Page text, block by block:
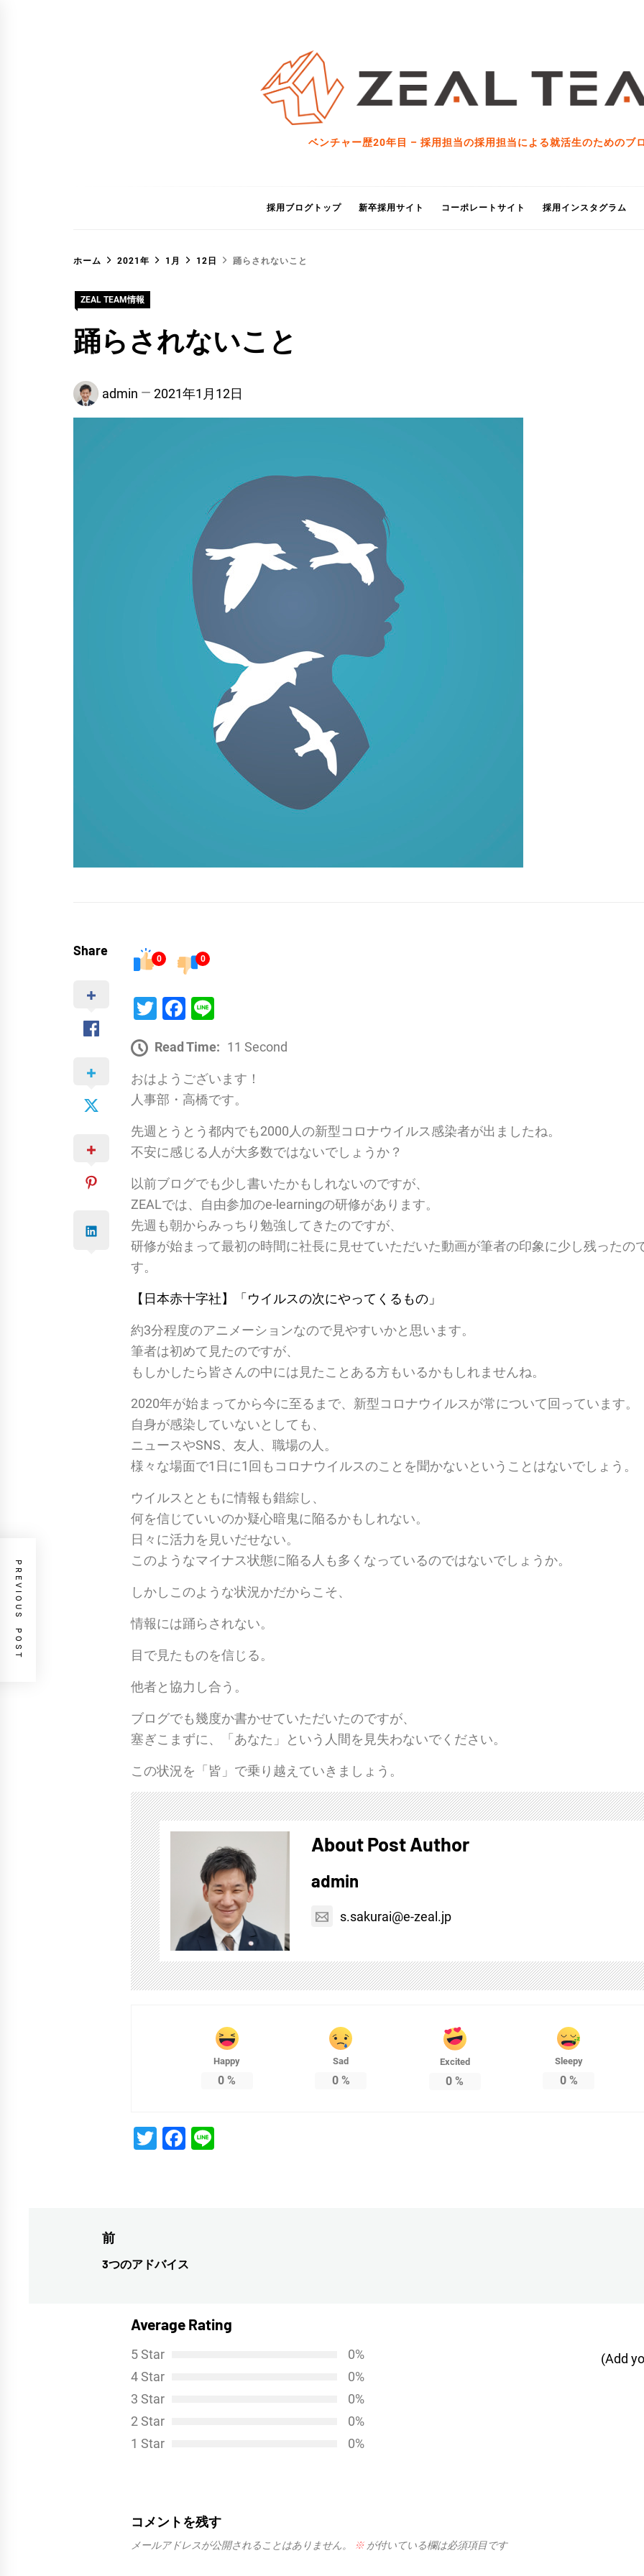
ベンチャー歴20年目 – 採用担当の採用担当による就活生のためのブ
採用ブログトップ 新卒採用サイト コーポレートサイト 採用インスタグラム
ホーム 2021年 1月 12日 踊らされないこと
ZEAL TEAM情報
踊らされないこと
admin 2021年1月12日
Share
0 0
TwitterFacebook
Read Time: 11 Second
おはようございます！
人事部・高橋です。
先週とうとう都内でも2000人の新型コロナウイルス感染者が出ましたね。
不安に感じる人が大多数ではないでしょうか？
以前ブログでも少し書いたかもしれないのですが、
ZEALでは、自由参加のe-learningの研修があります。
先週も朝からみっちり勉強してきたのですが、
研修が始まって最初の時間に社長に見せていただいた動画が筆者の印象に少し残ったの
す。
【日本赤十字社】「ウイルスの次にやってくるもの」
約3分程度のアニメーションなので見やすいかと思います。
筆者は初めて見たのですが、
もしかしたら皆さんの中には見たことある方もいるかもしれませんね。
2020年が始まってから今に至るまで、新型コロナウイルスが常について回っています。
自身が感染していないとしても、
ニュースやSNS、友人、職場の人。
様々な場面で1日に1回もコロナウイルスのことを聞かないということはないでしょう。
ウイルスとともに情報も錯綜し、
何を信じていいのか疑心暗鬼に陥るかもしれない。
日々に活力を見いだせない。
このようなマイナス状態に陥る人も多くなっているのではないでしょうか。
しかしこのような状況かだからこそ、
情報には踊らされない。
目で見たものを信じる。
他者と協力し合う。
ブログでも幾度か書かせていただいたのですが、
塞ぎこまずに、「あなた」という人間を見失わないでください。
この状況を「皆」で乗り越えていきましょう。
About Post Author
admin
s.sakurai@e-zeal.jp
Happy
0 %
Sad
0%
Excited
0 %
Sleepy
0%
TwitterFacebook
投
稿
前
前
3つのアドバイス
PREVIOUS POST
Average Rating
5 Star
0%
4 Star
0%
3 Star
0%
2 Star
0%
1 Star
0%
(Add
コメントを残す
メールアドレスが公開されることはありません。 ※ が付いている欄は必須項目です